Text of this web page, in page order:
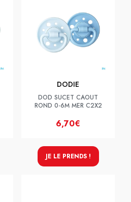
DODIE
DOD SUCET CAOUT
ROND 0-6M MER C2X2
6,70€
JE LE PRENDS !